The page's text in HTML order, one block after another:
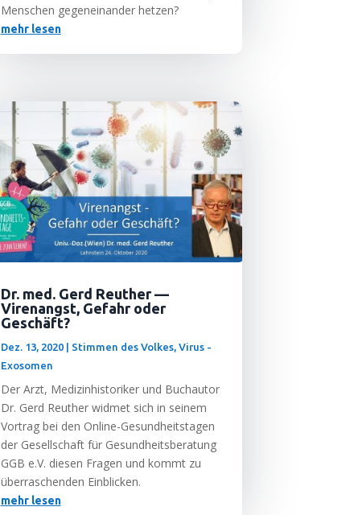
Men­schen gegen­ein­an­der hetzen?
mehr lesen
Dr. med. Gerd Reuther —
Virenangst, Gefahr oder
Geschäft?
Dez. 13, 2020| Stimmen des Volkes, Virus -
Exosomen
Der Arzt, Medi­zin­his­to­ri­ker und Buch­au­tor
Dr. Gerd Reu­ther wid­met sich in sei­nem
Vor­trag bei den Online-Gesund­heits­ta­gen
der Gesell­schaft für Gesund­heits­be­ra­tung
GGB e.V. die­sen Fra­gen und kommt zu
über­ra­schen­den Einblicken.
mehr lesen